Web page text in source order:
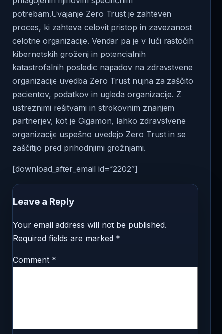
potrebam.Uvajanje Zero Trust je zahteven
proces, ki zahteva celovit pristop in zavezanost
celotne organizacije. Vendar pa je v luči rastočih
kibernetskih groženj in potencialnih
katastrofalnih posledic napadov na zdravstvene
organizacije uvedba Zero Trust nujna za zaščito
pacientov, podatkov in ugleda organizacije. Z
ustreznimi rešitvami in strokovnim znanjem
partnerjev, kot je Gigamon, lahko zdravstvene
organizacije uspešno uvedejo Zero Trust in se
zaščitijo pred prihodnjimi grožnjami.
[download_after_email id=”2202″]
Leave a Reply
Your email address will not be published.
Required fields are marked *
Comment *